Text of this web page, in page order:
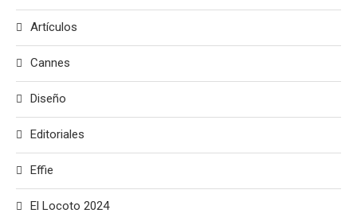
Artículos
Cannes
Diseño
Editoriales
Effie
El Locoto 2024